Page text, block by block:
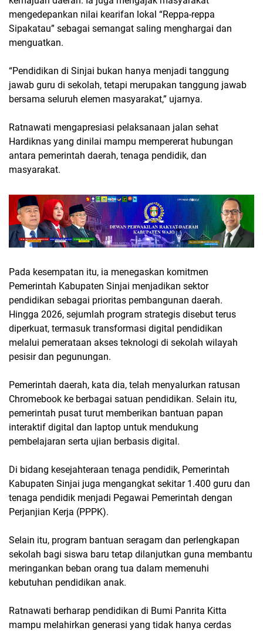
mengedepankan nilai kearifan lokal “Reppa-reppa
Sipakatau” sebagai semangat saling menghargai dan
menguatkan.
“Pendidikan di Sinjai bukan hanya menjadi tanggung
jawab guru di sekolah, tetapi merupakan tanggung jawab
bersama seluruh elemen masyarakat,” ujarnya.
Ratnawati mengapresiasi pelaksanaan jalan sehat
Hardiknas yang dinilai mampu mempererat hubungan
antara pemerintah daerah, tenaga pendidik, dan
masyarakat.
Pada kesempatan itu, ia menegaskan komitmen
Pemerintah Kabupaten Sinjai menjadikan sektor
pendidikan sebagai prioritas pembangunan daerah.
Hingga 2026, sejumlah program strategis disebut terus
diperkuat, termasuk transformasi digital pendidikan
melalui pemerataan akses teknologi di sekolah wilayah
pesisir dan pegunungan.
Pemerintah daerah, kata dia, telah menyalurkan ratusan
Chromebook ke berbagai satuan pendidikan. Selain itu,
pemerintah pusat turut memberikan bantuan papan
interaktif digital dan laptop untuk mendukung
pembelajaran serta ujian berbasis digital.
Di bidang kesejahteraan tenaga pendidik, Pemerintah
Kabupaten Sinjai juga mengangkat sekitar 1.400 guru dan
tenaga pendidik menjadi Pegawai Pemerintah dengan
Perjanjian Kerja (PPPK).
Selain itu, program bantuan seragam dan perlengkapan
sekolah bagi siswa baru tetap dilanjutkan guna membantu
meringankan beban orang tua dalam memenuhi
kebutuhan pendidikan anak.
Ratnawati berharap pendidikan di Bumi Panrita Kitta
mampu melahirkan generasi yang tidak hanya cerdas